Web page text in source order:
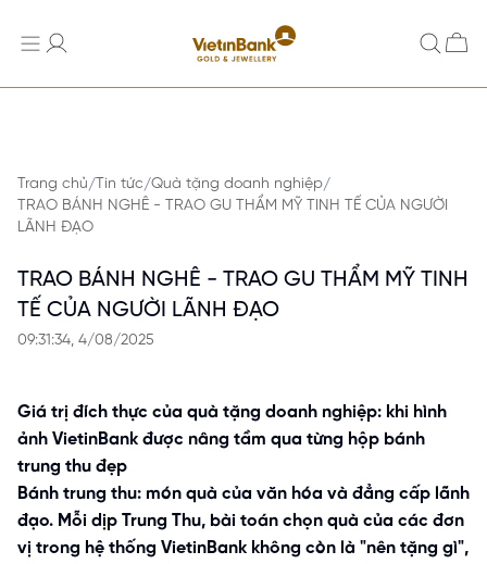
Trang chủ/ Tin tức/Quà tặng doanh nghiệp/
TRAO BÁNH NGHÊ - TRAO GU THẨM MỸ TINH TẾ CỦA NGƯỜI
LÃNH ĐẠO
TRAO BÁNH NGHÊ - TRAO GU THẨM MỸ TINH
TẾ CỦA NGƯỜI LÃNH ĐẠO
09:31:34, 4/08/2025
Giá trị đích thực của quà tặng doanh nghiệp: khi hình
ảnh VietinBank được nâng tầm qua từng hộp bánh
trung thu đẹp
Bánh trung thu: món quà của văn hóa và đẳng cấp lãnh
đạo. Mỗi dịp Trung Thu, bài toán chọn quà của các đơn
vị trong hệ thống VietinBank không còn là "nên tặng gì",